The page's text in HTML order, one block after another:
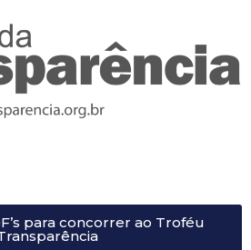
para concorrer ao Troféu